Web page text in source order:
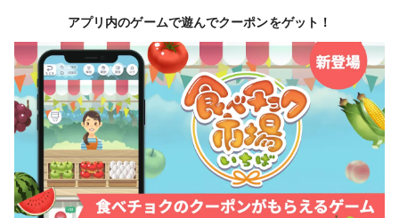
アプリ内のゲームで遊んでクーポンをゲット！